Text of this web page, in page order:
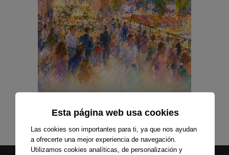
Esta página web usa cookies
Las cookies son importantes para ti, ya que nos ayudan
a ofrecerte una mejor experiencia de navegación.
Utilizamos cookies analíticas, de personalización y